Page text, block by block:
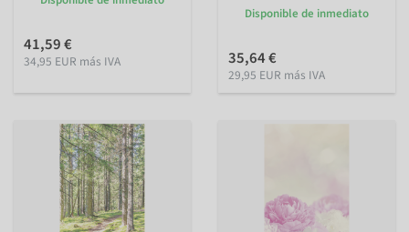
41,59 €
34,95 EUR más IVA
Disponible de inmediato
35,64 €
29,95 EUR más IVA